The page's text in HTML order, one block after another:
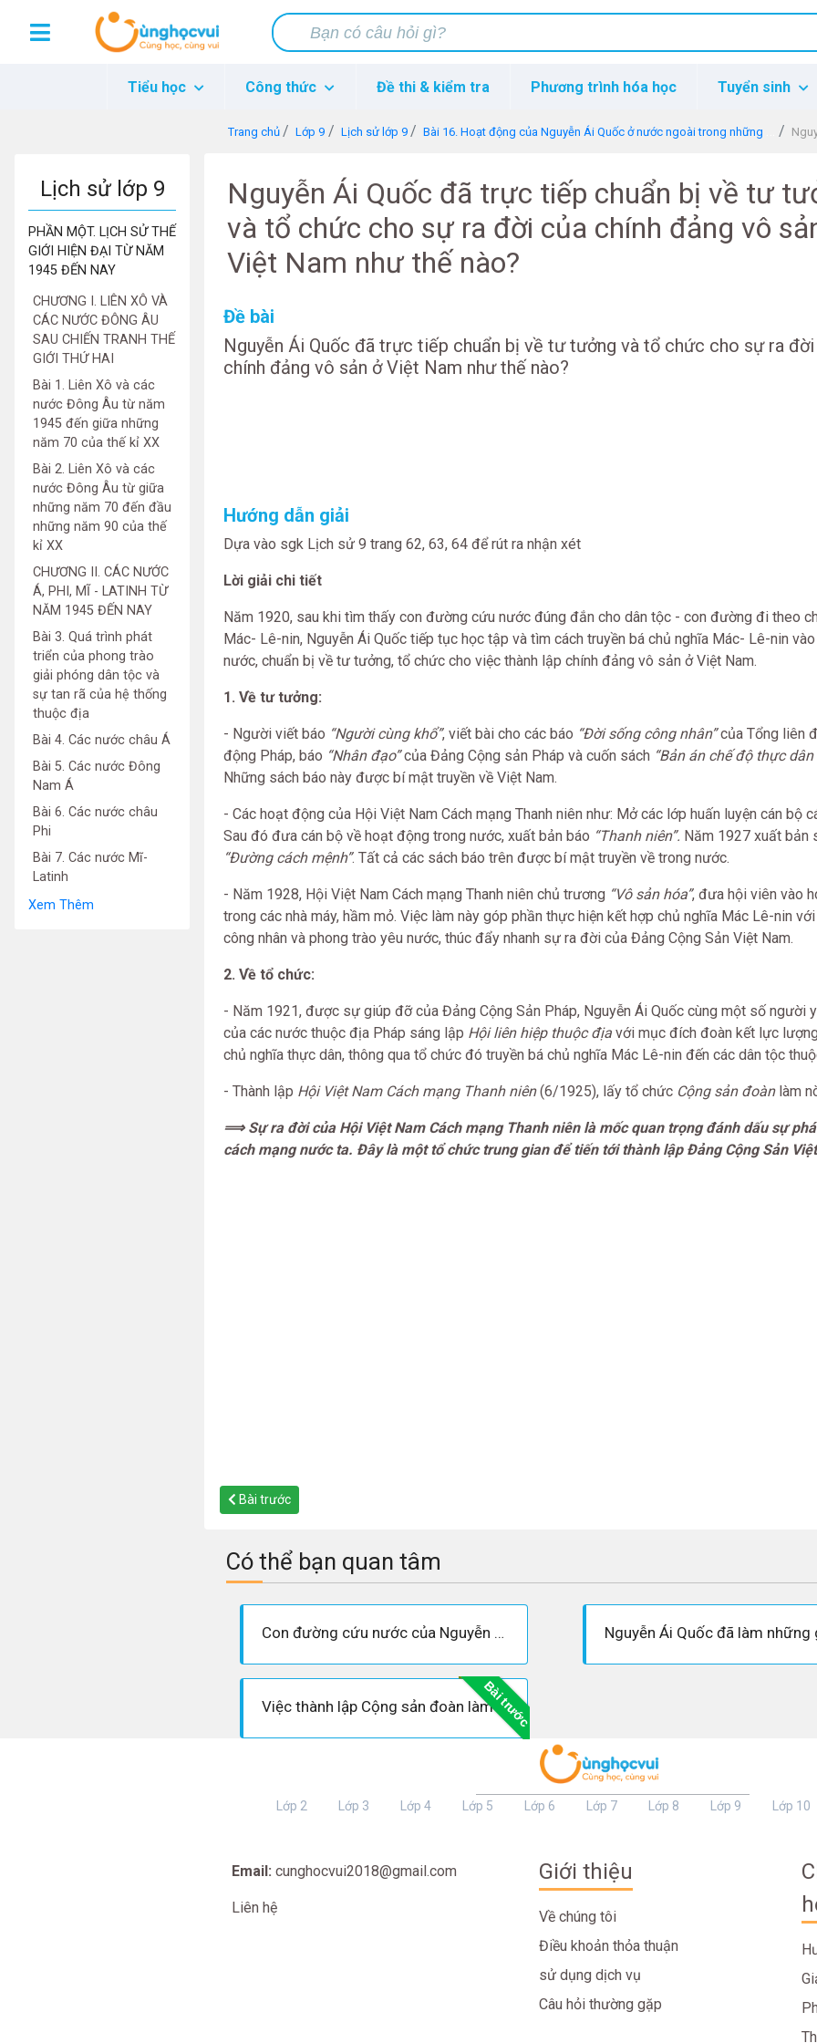
Tiểu học Công thức Đề thi & kiểm tra Phương trình hóa học Tuyển sinh
Trang chủ Lớp 9 Lịch sử lớp 9 Bài 16. Hoạt động của Nguyễn Ái Quốc ở nước ngoài trong những năm 1919 - 1925 Nguyễn
Lịch sử lớp 9
PHẦN MỘT. LỊCH SỬ THẾ
GIỚI HIỆN ĐẠI TỪ NĂM
1945 ĐẾN NAY
CHƯƠNG I. LIÊN XÔ VÀ
CÁC NƯỚC ĐÔNG ÂU
SAU CHIẾN TRANH THẾ
GIỚI THỨ HAI
Bài 1. Liên Xô và các
nước Đông Âu từ năm
1945 đến giữa những
năm 70 của thế kỉ XX
Bài 2. Liên Xô và các
nước Đông Âu từ giữa
những năm 70 đến đầu
những năm 90 của thế
kỉ XX
CHƯƠNG II. CÁC NƯỚC
Á, PHI, MĨ - LATINH TỪ
NĂM 1945 ĐẾN NAY
Bài 3. Quá trình phát
triển của phong trào
giải phóng dân tộc và
sự tan rã của hệ thống
thuộc địa
Bài 4. Các nước châu Á
Bài 5. Các nước Đông
Nam Á
Bài 6. Các nước châu
Phi
Bài 7. Các nước Mĩ-
Latinh
Xem Thêm
Nguyễn Ái Quốc đã trực tiếp chuẩn bị về tư
và tổ chức cho sự ra đời của chính đảng vô
Việt Nam như thế nào?
Đề bài
Nguyễn Ái Quốc đã trực tiếp chuẩn bị về tư tưởng và tổ chức cho sự ra
chính đảng vô sản ở Việt Nam như thế nào?
Hướng dẫn giải
Dựa vào sgk Lịch sử 9 trang 62, 63, 64 để rút ra nhận xét
Lời giải chi tiết
Năm 1920, sau khi tìm thấy con đường cứu nước đúng đắn cho dân tộc - con đường đi theo
Mác- Lê-nin, Nguyễn Ái Quốc tiếp tục học tập và tìm cách truyền bá chủ nghĩa Mác- Lê-nin
nước, chuẩn bị về tư tưởng, tổ chức cho việc thành lập chính đảng vô sản ở Việt Nam.
1. Về tư tưởng:
- Người viết báo “Người cùng khổ”, viết bài cho các báo “Đời sống công nhân”của Tổng liên
động Pháp, báo “Nhân đạo”của Đảng Cộng sản Pháp và cuốn sách “Bản án chế độ thực dân
Những sách báo này được bí mật truyền về Việt Nam.
- Các hoạt động của Hội Việt Nam Cách mạng Thanh niên như: Mở các lớp huấn luyện cán bộ
Sau đó đưa cán bộ về hoạt động trong nước, xuất bản báo “Thanh niên”. Năm 1927 xuất bản
“Đường cách mệnh”. Tất cả các sách báo trên được bí mật truyền về trong nước.
- Năm 1928, Hội Việt Nam Cách mạng Thanh niên chủ trương “Vô sản hóa”, đưa hội viên vào
trong các nhà máy, hầm mỏ. Việc làm này góp phần thực hiện kết hợp chủ nghĩa Mác Lê-nin
công nhân và phong trào yêu nước, thúc đẩy nhanh sự ra đời của Đảng Cộng Sản Việt Nam.
2. Về tổ chức:
- Năm 1921, được sự giúp đỡ của Đảng Cộng Sản Pháp, Nguyễn Ái Quốc cùng một số người
của các nước thuộc địa Pháp sáng lập Hội liên hiệp thuộc địa với mục đích đoàn kết lực
chủ nghĩa thực dân, thông qua tổ chức đó truyền bá chủ nghĩa Mác Lê-nin đến các dân tộc
- Thành lập Hội Việt Nam Cách mạng Thanh niên(6/1925), lấy tổ chức Cộng sản đoànlàm
⟹ Sự ra đời của Hội Việt Nam Cách mạng Thanh niên là mốc quan trọng đánh dấu sự
cách mạng nước ta. Đây là một tổ chức trung gian để tiến tới thành lập Đảng Cộng Sản
Bài trước
Có thể bạn quan tâm
Con đường cứu nước của Nguyễn Ái Quốc có gì mới và khác với lớp người đi trước?
Bài trước
Việc thành lập Cộng sản đoàn làm nòng cốt cho Hội Việt Nam Cách mạng Thanh niên có ý nghĩa gì?
Lớp 2 Lớp 3 Lớp 4 Lớp 5 Lớp 6 Lớp 7 Lớp 8 Lớp 9 Lớp 10
Email: cunghocvui2018@gmail.com
Liên hệ
Giới thiệu
Về chúng tôi
Điều khoản thỏa thuận
sử dụng dịch vụ
Câu hỏi thường gặp